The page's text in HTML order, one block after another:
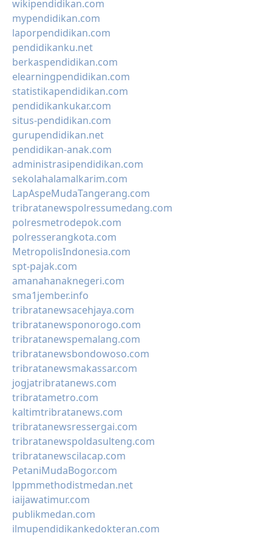
wikipendidikan.com
mypendidikan.com
laporpendidikan.com
pendidikanku.net
berkaspendidikan.com
elearningpendidikan.com
statistikapendidikan.com
pendidikankukar.com
situs-pendidikan.com
gurupendidikan.net
pendidikan-anak.com
administrasipendidikan.com
sekolahalamalkarim.com
LapAspeMudaTangerang.com
tribratanewspolressumedang.com
polresmetrodepok.com
polresserangkota.com
MetropolisIndonesia.com
spt-pajak.com
amanahanaknegeri.com
sma1jember.info
tribratanewsacehjaya.com
tribratanewsponorogo.com
tribratanewspemalang.com
tribratanewsbondowoso.com
tribratanewsmakassar.com
jogjatribratanews.com
tribratametro.com
kaltimtribratanews.com
tribratanewsressergai.com
tribratanewspoldasulteng.com
tribratanewscilacap.com
PetaniMudaBogor.com
lppmmethodistmedan.net
iaijawatimur.com
publikmedan.com
ilmupendidikankedokteran.com